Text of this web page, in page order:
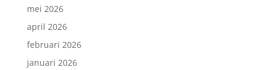
mei 2026
april 2026
februari 2026
januari 2026